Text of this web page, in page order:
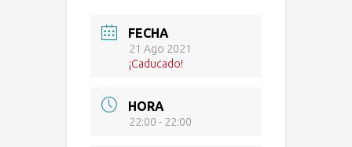
FECHA
21 Ago 2021
¡Caducado!
HORA
22:00 - 22:00